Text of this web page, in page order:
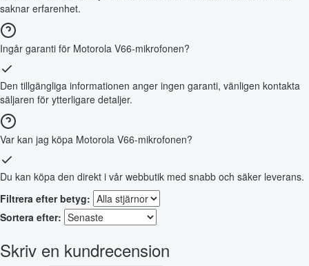
saknar erfarenhet.
Ingår garanti för Motorola V66-mikrofonen?
Den tillgängliga informationen anger ingen garanti, vänligen kontakta
säljaren för ytterligare detaljer.
Var kan jag köpa Motorola V66-mikrofonen?
Du kan köpa den direkt i vår webbutik med snabb och säker leverans.
Filtrera efter betyg:
Sortera efter:
Skriv en kundrecension